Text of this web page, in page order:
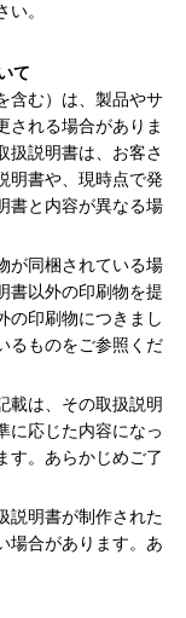
。
て
含む）は、製品やサ
される場合がありま
扱説明書は、お客さ
明書や、現時点で発
書と内容が異なる場
が同梱されている場
書以外の印刷物を提
の印刷物につきまし
るものをご参照くだ
載は、その取扱説明
に応じた内容になっ
す。あらかじめご了
説明書が制作された
場合があります。あ